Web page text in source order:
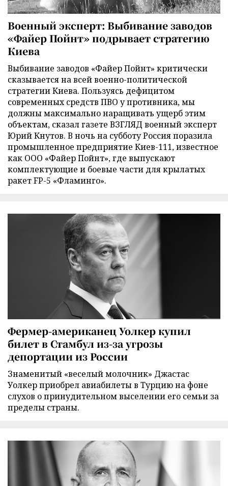
Военный эксперт: Выбивание заводов
«Файер Пойнт» подрывает стратегию
Киева
Выбивание заводов «Файер Пойнт» критически
сказывается на всей военно-политической
стратегии Киева. Пользуясь дефицитом
современных средств ПВО у противника, мы
должны максимально наращивать ущерб этим
объектам, сказал газете ВЗГЛЯД военный эксперт
Юрий Кнутов. В ночь на субботу Россия поразила
промышленное предприятие Киев-111, известное
как ООО «Файер Пойнт», где выпускают
комплектующие и боевые части для крылатых
ракет FP-5 «Фламинго».
Фермер-американец Уолкер купил
билет в Стамбул из-за угрозы
депортации из России
Знаменитый «веселый молочник» Джастас
Уолкер приобрел авиабилеты в Турцию на фоне
слухов о принудительном выселении его семьи за
пределы страны.